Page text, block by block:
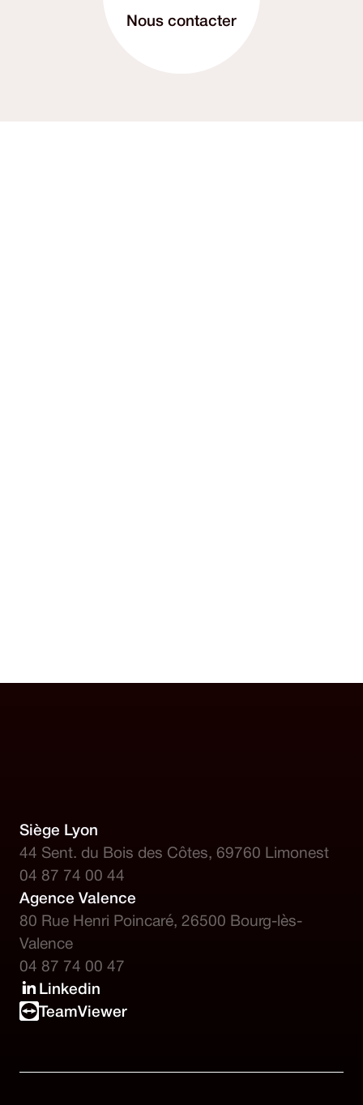
Nous contacter
Siège Lyon
44 Sent. du Bois des Côtes, 69760 Limonest
04 87 74 00 44
Agence Valence
80 Rue Henri Poincaré, 26500 Bourg-lès-
Valence
04 87 74 00 47
Linkedin
TeamViewer